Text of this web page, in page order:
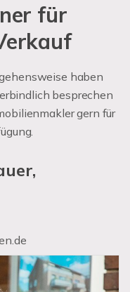
für
haben
besprechen
gern für